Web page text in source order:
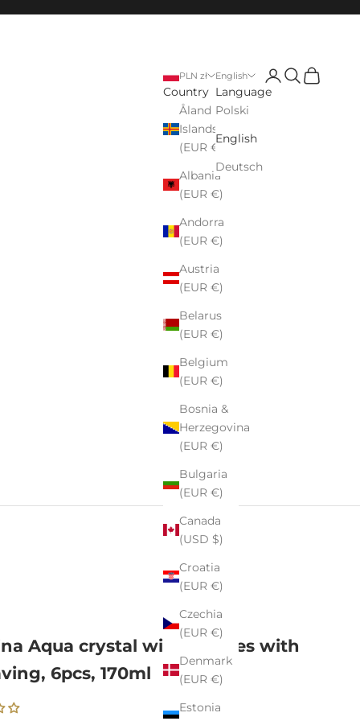
PLN zł
Country
Åland
Islands
(EUR €)
Albania
(EUR €)
Andorra
(EUR €)
Austria
(EUR €)
Belarus
(EUR €)
Belgium
(EUR €)
Bosnia &
Herzegovina
(EUR €)
Bulgaria
(EUR €)
Canada
(USD $)
Croatia
(EUR €)
Czechia
(EUR €)
Denmark
(EUR €)
Estonia
English
Language
Polski
English
Deutsch
LoginSearch
Cart
Aqua crystal wine glasses with
6pcs, 170ml